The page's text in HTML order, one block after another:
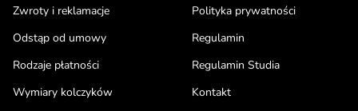
Zwroty i reklamacje
Odstąp od umowy
Rodzaje płatności
Wymiary kolczyków
Polityka prywatności
Regulamin
Regulamin Studia
Kontakt